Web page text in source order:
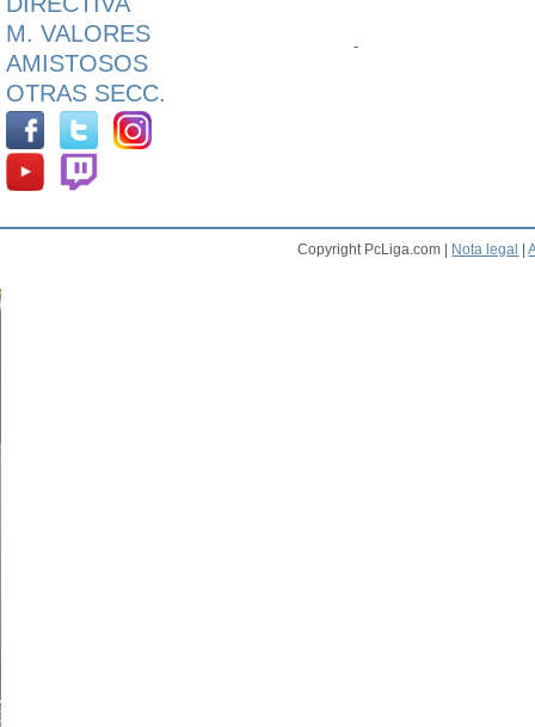
M. VALORES
AMISTOSOS
OTRAS SECC.
-
Copyright PcLiga.com | Nota legal |